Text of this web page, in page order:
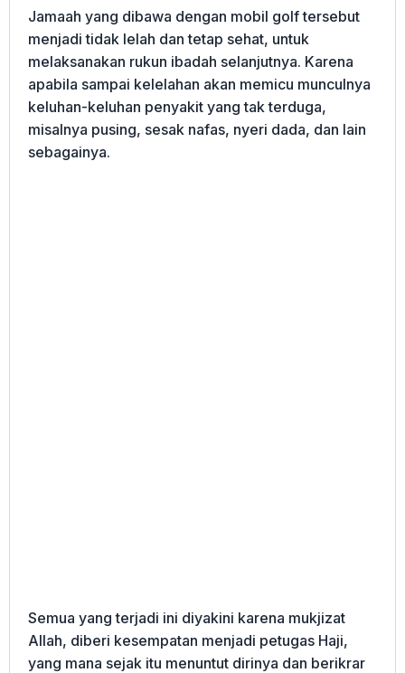
Jamaah yang dibawa dengan mobil golf tersebut
menjadi tidak lelah dan tetap sehat, untuk
melaksanakan rukun ibadah selanjutnya. Karena
apabila sampai kelelahan akan memicu munculnya
keluhan-keluhan penyakit yang tak terduga,
misalnya pusing, sesak nafas, nyeri dada, dan lain
sebagainya.
Semua yang terjadi ini diyakini karena mukjizat
Allah, diberi kesempatan menjadi petugas Haji,
yang mana sejak itu menuntut dirinya dan berikrar